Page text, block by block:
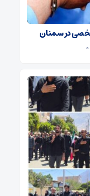
در سمنان
۰